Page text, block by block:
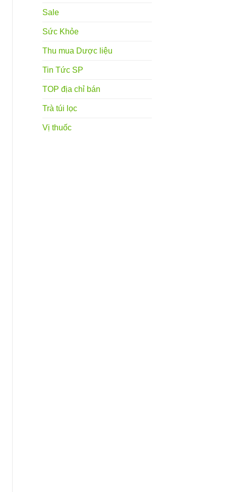
Sale
Sức Khỏe
Thu mua Dược liệu
Tin Tức SP
TOP địa chỉ bán
Trà túi lọc
Vị thuốc